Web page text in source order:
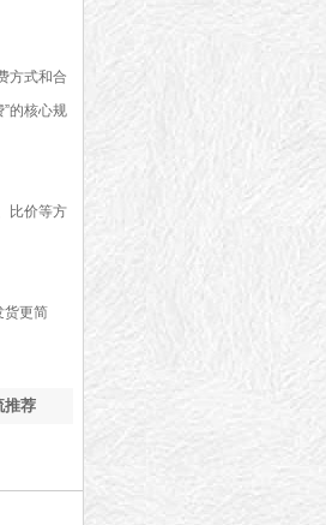
方式和合
的核心规
比价等方
货更简
推荐